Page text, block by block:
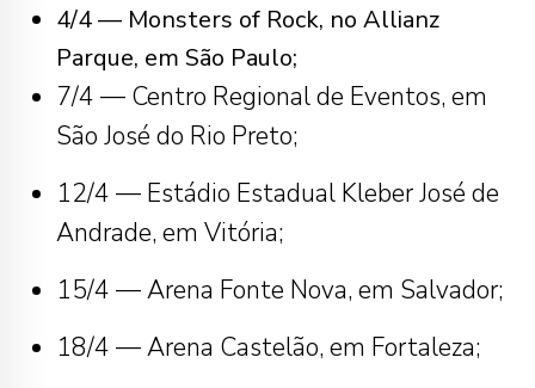
4/4 — Monsters of Rock, no Allianz
Parque, em São Paulo;
7/4 — Centro Regional de Eventos, em
São José do Rio Preto;
12/4 — Estádio Estadual Kleber José de
Andrade, em Vitória;
15/4 — Arena Fonte Nova, em Salvador;
18/4 — Arena Castelão, em Fortaleza;